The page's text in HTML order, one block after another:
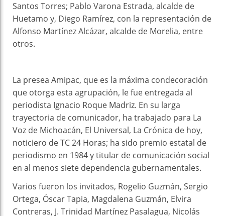
Santos Torres; Pablo Varona Estrada, alcalde de
Huetamo y, Diego Ramírez, con la representación de
Alfonso Martínez Alcázar, alcalde de Morelia, entre
otros.
La presea Amipac, que es la máxima condecoración
que otorga esta agrupación, le fue entregada al
periodista Ignacio Roque Madriz. En su larga
trayectoria de comunicador, ha trabajado para La
Voz de Michoacán, El Universal, La Crónica de hoy,
noticiero de TC 24 Horas; ha sido premio estatal de
periodismo en 1984 y titular de comunicación social
en al menos siete dependencia gubernamentales.
Varios fueron los invitados, Rogelio Guzmán, Sergio
Ortega, Óscar Tapia, Magdalena Guzmán, Elvira
Contreras, J. Trinidad Martínez Pasalagua, Nicolás